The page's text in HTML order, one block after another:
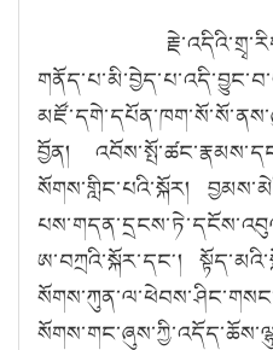
བྱོན།
སོགས་གླིང་པའི་སྐོར།
ཨ་བཀྲའི་སྐོར་དང༌།